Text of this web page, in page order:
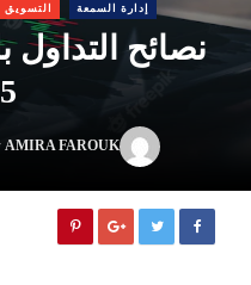
إدارة السمعة التسويق
نصائح التداول
AMIRA FAROUK